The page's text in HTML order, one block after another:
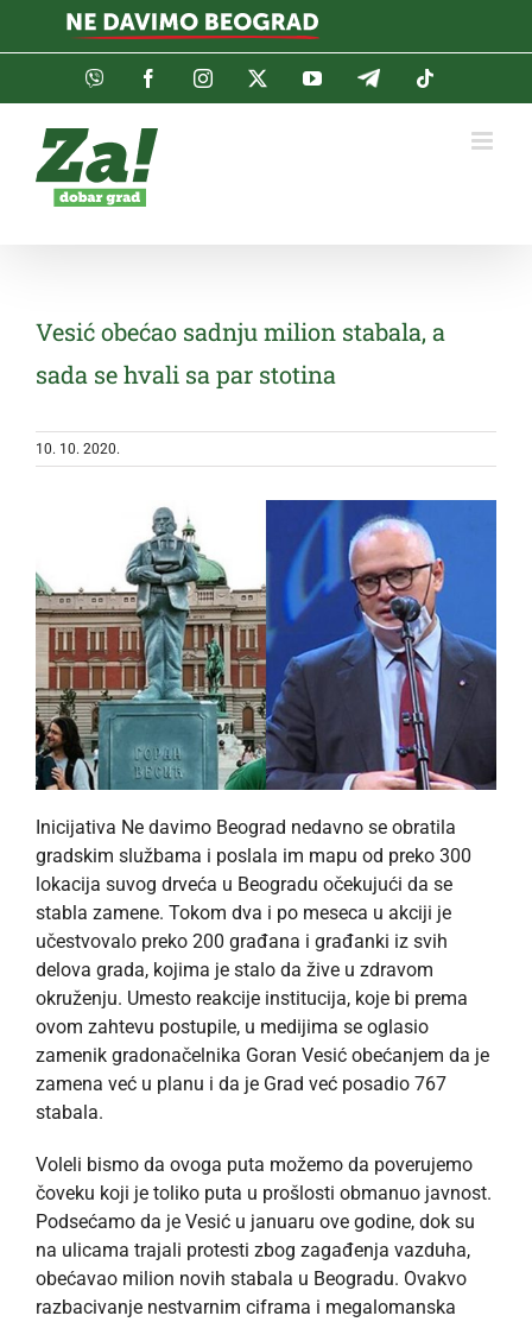
Viber FacebookInstagramTwitterYouTubeTelegram
Vesić obećao sadnju milion stabala, a
sada se hvali sa par stotina
10. 10. 2020.
Inicijativa Ne davimo Beograd nedavno se obratila
gradskim službama i poslala im mapu od preko 300
lokacija suvog drveća u Beogradu očekujući da se
stabla zamene. Tokom dva i po meseca u akciji je
učestvovalo preko 200 građana i građanki iz svih
delova grada, kojima je stalo da žive u zdravom
okruženju. Umesto reakcije institucija, koje bi prema
ovom zahtevu postupile, u medijima se oglasio
zamenik gradonačelnika Goran Vesić obećanjem da je
zamena već u planu i da je Grad već posadio 767
stabala.
Voleli bismo da ovoga puta možemo da poverujemo
čoveku koji je toliko puta u prošlosti obmanuo javnost.
Podsećamo da je Vesić u januaru ove godine, dok su
na ulicama trajali protesti zbog zagađenja vazduha,
obećavao milion novih stabala u Beogradu. Ovakvo
razbacivanje nestvarnim ciframa i megalomanska